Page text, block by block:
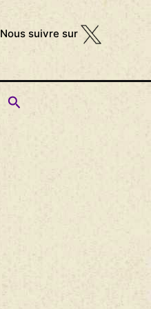
Nous suivre sur
Rechercher